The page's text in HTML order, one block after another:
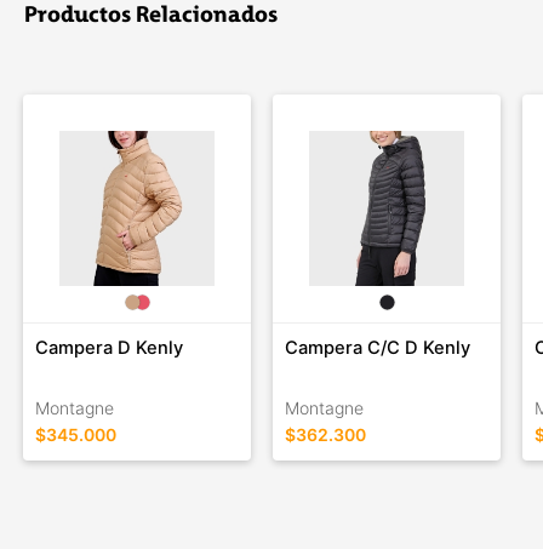
Productos Relacionados
Campera D Kenly
Montagne
$345.000
Campera C/C D Kenly
Montagne
$362.300